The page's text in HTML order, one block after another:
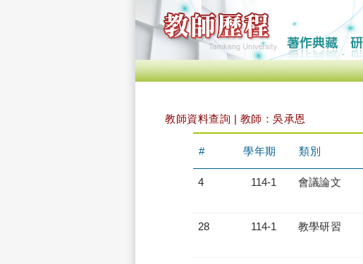
教師資料查詢 | 教師：吳承恩
# 學年期 類別
4 114-1 會議論文
28 114-1 教學研習